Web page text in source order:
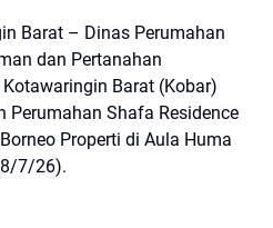
Barat – Dinas Perumahan
dan Pertanahan
Barat (Kobar)
Perumahan Shafa Residence
Properti di Aula Huma
7/26).